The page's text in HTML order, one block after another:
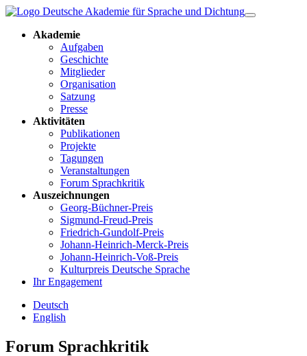
Akademie
Aufgaben
Geschichte
Mitglieder
Organisation
Satzung
Presse
Aktivitäten
Publikationen
Projekte
Tagungen
Veranstaltungen
Forum Sprachkritik
Auszeichnungen
Georg-Büchner-Preis
Sigmund-Freud-Preis
Friedrich-Gundolf-Preis
Johann-Heinrich-Merck-Preis
Johann-Heinrich-Voß-Preis
Kulturpreis Deutsche Sprache
Ihr Engagement
Deutsch
English
Forum Sprachkritik